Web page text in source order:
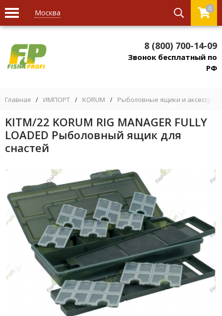
Москва 0
8 (800) 700-14-09
Звонок бесплатный по
РФ
Главная / ИМПОРТ / KORUM / Рыболовные ящики и
KITM/22 KORUM RIG MANAGER FULLY
LOADED Рыболовный ящик для
снастей